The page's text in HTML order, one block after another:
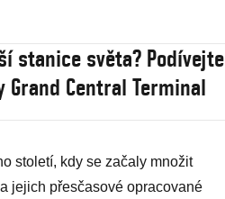
stanice světa? Podívejte
Central Terminal
století, kdy se začaly množit
jejich přesčasové opracované